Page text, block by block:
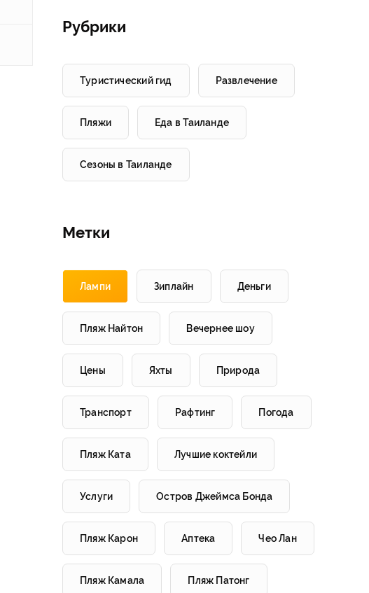
Рубрики
Туристический гид Развлечение
Пляжи Еда в Таиланде
Сезоны в Таиланде
Метки
Лампи Зиплайн Деньги
Пляж Найтон Вечернее шоу
Цены Яхты Природа
Транспорт Рафтинг Погода
Пляж Ката Лучшие коктейли
Услуги Остров Джеймса Бонда
Пляж Карон Аптека Чео Лан
Пляж Камала Пляж Патонг